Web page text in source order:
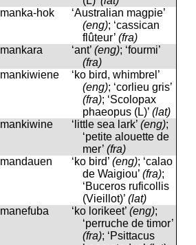
manka-hok
‘Australian magpie’
(eng); ‘cassican
flûteur’ (fra)
mankara ‘ant’ (eng); ‘fourmi’
(fra)
mankiwiene
‘ko bird, whimbrel’
(eng); ‘corlieu gris’
(fra); ‘Scolopax
phaeopus (L)’ (lat)
mankiwine ‘little sea lark’ (eng);
‘petite alouette de
mer’ (fra)
mandauen ‘ko bird’ (eng); ‘calao
de Waigiou’ (fra);
‘Buceros ruficollis
(Vieillot)’ (lat)
manefuba ‘ko lorikeet’ (eng);
‘perruche de timor’
(fra); ‘Psittacus